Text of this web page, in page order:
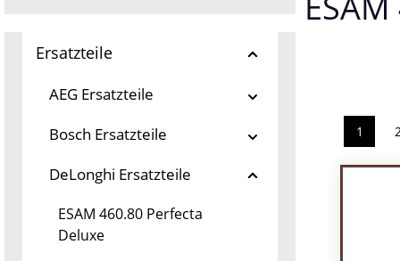
Ersatzteile
AEG Ersatzteile
Bosch Ersatzteile
DeLonghi Ersatzteile
ESAM 460.80 Perfecta
Deluxe
Seite
1